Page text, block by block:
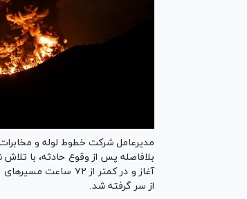
بلافاصله پس از وقوع حادثه، با
آغاز و در کمتر از
از سر گرفته شد.